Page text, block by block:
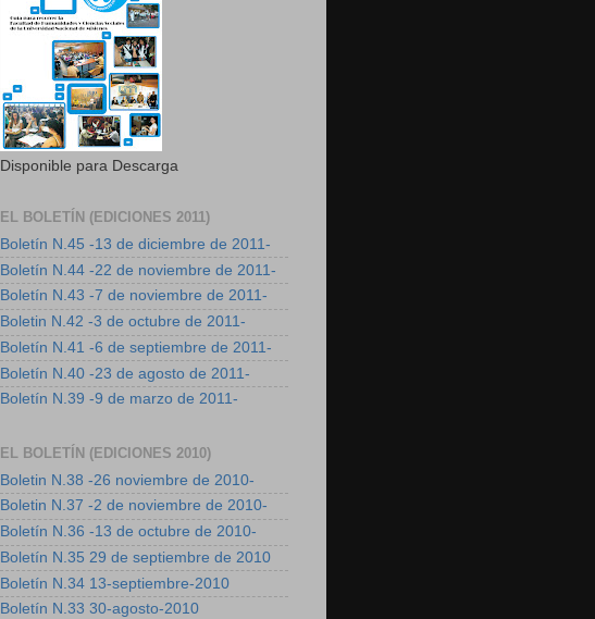
Disponible para Descarga
EL BOLETÍN (EDICIONES 2011)
Boletín N.45 -13 de diciembre de 2011-
Boletín N.44 -22 de noviembre de 2011-
Boletín N.43 -7 de noviembre de 2011-
Boletin N.42 -3 de octubre de 2011-
Boletín N.41 -6 de septiembre de 2011-
Boletín N.40 -23 de agosto de 2011-
Boletín N.39 -9 de marzo de 2011-
EL BOLETÍN (EDICIONES 2010)
Boletin N.38 -26 noviembre de 2010-
Boletin N.37 -2 de noviembre de 2010-
Boletín N.36 -13 de octubre de 2010-
Boletín N.35 29 de septiembre de 2010
Boletín N.34 13-septiembre-2010
Boletín N.33 30-agosto-2010